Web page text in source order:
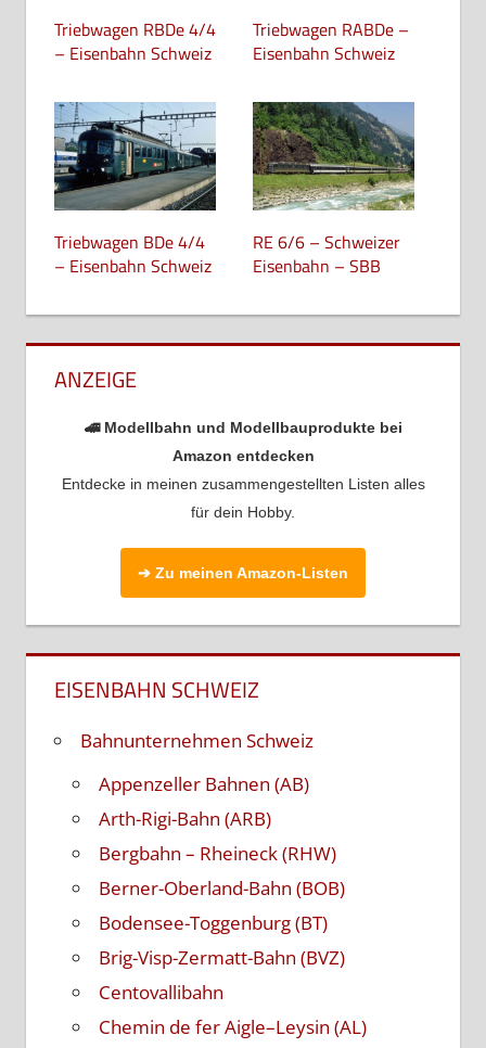
Triebwagen RBDe 4/4
– Eisenbahn Schweiz
Triebwagen RABDe –
Eisenbahn Schweiz
Triebwagen BDe 4/4
– Eisenbahn Schweiz
RE 6/6 – Schweizer
Eisenbahn – SBB
ANZEIGE
🚄 Modellbahn und Modellbauprodukte bei
Amazon entdecken
Entdecke in meinen zusammengestellten Listen alles
für dein Hobby.
➔ Zu meinen Amazon-Listen
EISENBAHN SCHWEIZ
Bahnunternehmen Schweiz
Appenzeller Bahnen (AB)
Arth-Rigi-Bahn (ARB)
Bergbahn – Rheineck (RHW)
Berner-Oberland-Bahn (BOB)
Bodensee-Toggenburg (BT)
Brig-Visp-Zermatt-Bahn (BVZ)
Centovallibahn
Chemin de fer Aigle–Leysin (AL)